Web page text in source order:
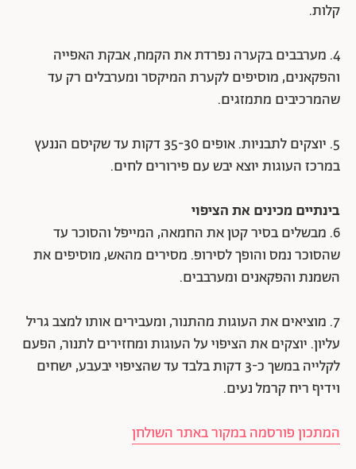
קלות.
4. מערבבים בקערה נפרדת את הקמח, אבקת האפייה
והפקאנים, מוסיפים לקערת המיקסר ומערבלים רק עד
שהמרכיבים מתמזגים.
5. יוצקים לתבניות. אופים 35-30 דקות עד שקיסם הננעץ
במרכז העוגות יוצא יבש עם פירורים לחים.
בינתיים מכינים את הציפוי
6. מבשלים בסיר קטן את החמאה, המייפל והסוכר עד
שהסוכר נמס והופך לסירופ. מסירים מהאש, מוסיפים את
השמנת והפקאנים ומערבבים.
7. מוציאים את העוגות מהתנור, ומעבירים אותו למצב גריל
עליון. יוצקים את הציפוי על העוגות ומחזירים לתנור, הפעם
לקלייה במשך כ-3 דקות בלבד עד שהציפוי יבעבע, ישחים
וידיף ריח קרמל נעים.
המתכון פורסמה במקור באתר השולחן